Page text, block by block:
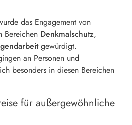
das Engagement von
Bereichen Denkmalschutz,
gewürdigt.
an Personen und
besonders in diesen Bereichen
für außergewöhnliche